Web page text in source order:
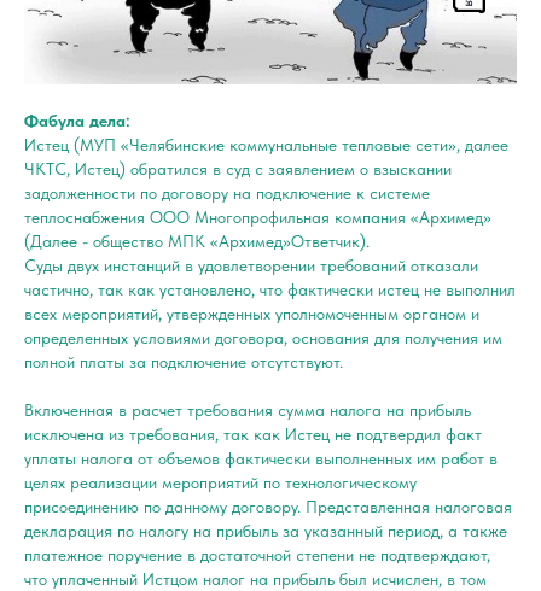
Фабула дела:
Истец (МУП «Челябинские коммунальные тепловые сети», далее
ЧКТС, Истец) обратился в суд с заявлением о взыскании
задолженности по договору на подключение к системе
теплоснабжения ООО Многопрофильная компания «Архимед»
(Далее - общество МПК «Архимед»Ответчик).
Суды двух инстанций в удовлетворении требований отказали
частично, так как установлено, что фактически истец не выполнил
всех мероприятий, утвержденных уполномоченным органом и
определенных условиями договора, основания для получения им
полной платы за подключение отсутствуют.
Включенная в расчет требования сумма налога на прибыль
исключена из требования, так как Истец не подтвердил факт
уплаты налога от объемов фактически выполненных им работ в
целях реализации мероприятий по технологическому
присоединению по данному договору. Представленная налоговая
декларация по налогу на прибыль за указанный период, а также
платежное поручение в достаточной степени не подтверждают,
что уплаченный Истцом налог на прибыль был исчислен, в том